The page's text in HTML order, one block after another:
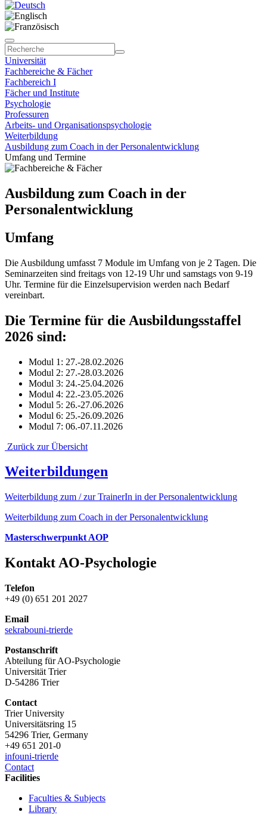
Universität
Fachbereiche & Fächer
Fachbereich I
Fächer und Institute
Psychologie
Professuren
Arbeits- und Organisationspsychologie
Weiterbildung
Ausbildung zum Coach in der Personalentwicklung
Umfang und Termine
Ausbildung zum Coach in der
Personalentwicklung
Umfang
Die Ausbildung umfasst 7 Module im Umfang von je 2 Tagen. Die
Seminarzeiten sind freitags von 12-19 Uhr und samstags von 9-19
Uhr. Termine für die Einzelsupervision werden nach Bedarf
vereinbart.
Die Termine für die Ausbildungsstaffel
2026 sind:
Modul 1: 27.-28.02.2026
Modul 2: 27.-28.03.2026
Modul 3: 24.-25.04.2026
Modul 4: 22.-23.05.2026
Modul 5: 26.-27.06.2026
Modul 6: 25.-26.09.2026
Modul 7: 06.-07.11.2026
Zurück zur Übersicht
Weiterbildungen
Weiterbildung zum / zur TrainerIn in der Personalentwicklung
Weiterbildung zum Coach in der Personalentwicklung
Masterschwerpunkt AOP
Kontakt AO-Psychologie
Telefon
+49 (0) 651 201 2027
Email
sekrabouni-trierde
Postanschrift
Abteilung für AO-Psychologie
Universität Trier
D-54286 Trier
Contact
Trier University
Universitätsring 15
54296 Trier, Germany
+49 651 201-0
infouni-trierde
Contact
Facilities
Faculties & Subjects
Library